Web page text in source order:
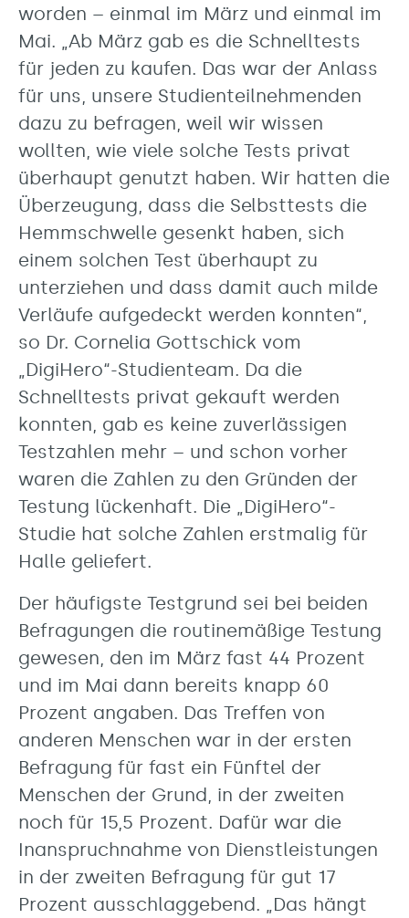
worden – einmal im März und einmal im
Mai. „Ab März gab es die Schnelltests
für jeden zu kaufen. Das war der Anlass
für uns, unsere Studienteilnehmenden
dazu zu befragen, weil wir wissen
wollten, wie viele solche Tests privat
überhaupt genutzt haben. Wir hatten die
Überzeugung, dass die Selbsttests die
Hemmschwelle gesenkt haben, sich
einem solchen Test überhaupt zu
unterziehen und dass damit auch milde
Verläufe aufgedeckt werden konnten“,
so Dr. Cornelia Gottschick vom
„DigiHero“-Studienteam. Da die
Schnelltests privat gekauft werden
konnten, gab es keine zuverlässigen
Testzahlen mehr – und schon vorher
waren die Zahlen zu den Gründen der
Testung lückenhaft. Die „DigiHero“-
Studie hat solche Zahlen erstmalig für
Halle geliefert.
Der häufigste Testgrund sei bei beiden
Befragungen die routinemäßige Testung
gewesen, den im März fast 44 Prozent
und im Mai dann bereits knapp 60
Prozent angaben. Das Treffen von
anderen Menschen war in der ersten
Befragung für fast ein Fünftel der
Menschen der Grund, in der zweiten
noch für 15,5 Prozent. Dafür war die
Inanspruchnahme von Dienstleistungen
in der zweiten Befragung für gut 17
Prozent ausschlaggebend. „Das hängt